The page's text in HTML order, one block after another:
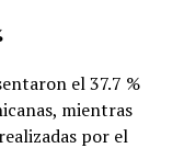
el 37.7 %
mientras
por el